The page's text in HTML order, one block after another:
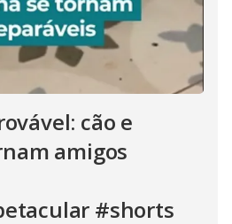
cão e
amigos
#shorts